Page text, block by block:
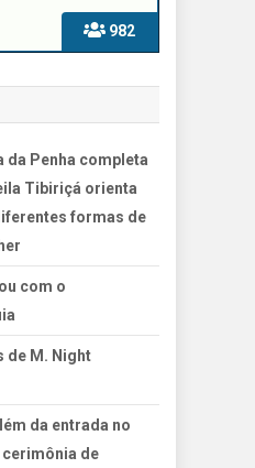
982
da Penha completa
Tibiriçá orienta
formas de
com o
de M. Night
da entrada no
cerimônia de